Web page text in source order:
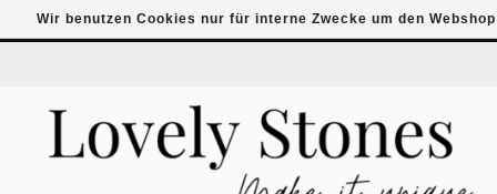
Wir benutzen Cookies nur für interne Zwecke um den